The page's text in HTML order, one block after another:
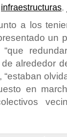
infraestructuras,
a los
un
alrededor
en